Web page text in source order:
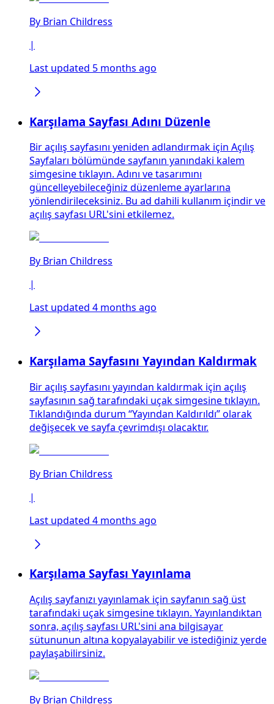
By Brian Childress
|
Last updated 5 months ago
Karşılama Sayfası Adını Düzenle
Bir açılış sayfasını yeniden adlandırmak için Açılış
Sayfaları bölümünde sayfanın yanındaki kalem
simgesine tıklayın. Adını ve tasarımını
güncelleyebileceğiniz düzenleme ayarlarına
yönlendirileceksiniz. Bu ad dahili kullanım içindir ve
açılış sayfası URL'sini etkilemez.
By Brian Childress
|
Last updated 4 months ago
Karşılama Sayfasını Yayından Kaldırmak
Bir açılış sayfasını yayından kaldırmak için açılış
sayfasının sağ tarafındaki uçak simgesine tıklayın.
Tıklandığında durum “Yayından Kaldırıldı” olarak
değişecek ve sayfa çevrimdışı olacaktır.
By Brian Childress
|
Last updated 4 months ago
Karşılama Sayfası Yayınlama
Açılış sayfanızı yayınlamak için sayfanın sağ üst
tarafındaki uçak simgesine tıklayın. Yayınlandıktan
sonra, açılış sayfası URL'sini ana bilgisayar
sütununun altına kopyalayabilir ve istediğiniz yerde
paylaşabilirsiniz.
By Brian Childress